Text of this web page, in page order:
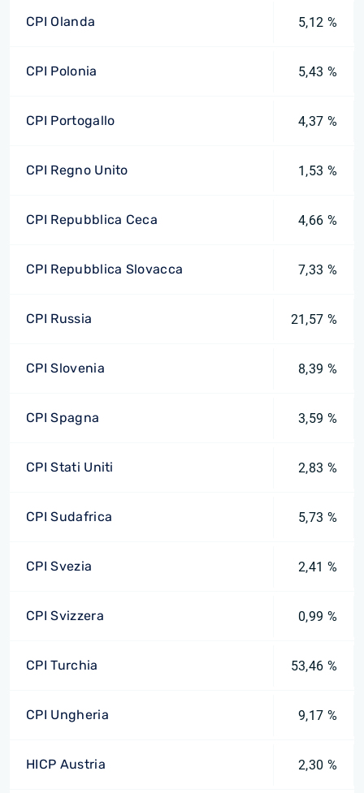
CPI Olanda 5,12 %
CPI Polonia 5,43 %
CPI Portogallo 4,37 %
CPI Regno Unito 1,53 %
CPI Repubblica Ceca 4,66 %
CPI Repubblica Slovacca 7,33 %
CPI Russia 21,57 %
CPI Slovenia 8,39 %
CPI Spagna 3,59 %
CPI Stati Uniti 2,83 %
CPI Sudafrica 5,73 %
CPI Svezia 2,41 %
CPI Svizzera 0,99 %
CPI Turchia 53,46 %
CPI Ungheria 9,17 %
HICP Austria 2,30 %